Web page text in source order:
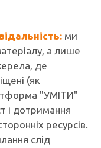
ми
а лише
де
(як
"УМІТИ"
і дотримання
ресурсів.
слід